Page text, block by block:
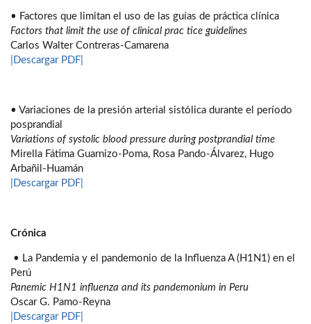
• Factores que limitan el uso de las guías de práctica clínica
Factors that limit the use of clinical prac tice guidelines
Carlos Walter Contreras-Camarena
|Descargar PDF|
• Variaciones de la presión arterial sistólica durante el período
posprandial
Variations of systolic blood pressure during postprandial time
Mirella Fátima Guarnizo-Poma, Rosa Pando-Álvarez, Hugo
Arbañil-Huamán
|Descargar PDF|
Crónica
• La Pandemia y el pandemonio de la Influenza A (H1N1) en el
Perú
Panemic H1N1 influenza and its pandemonium in Peru
Oscar G. Pamo-Reyna
|Descargar PDF|